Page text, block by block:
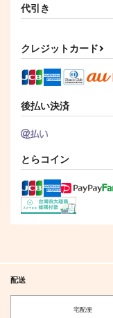
全くウチのウツボども
ランハニ
315
ジェイド×フロイド
サンプル
作品詳細
代引き
クレジットカード
後払い決済
とらコイン
配送
宅配便